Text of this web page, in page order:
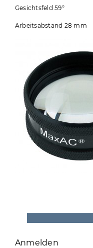
Gesichtsfeld 59°
Arbeitsabstand 28 mm
Anmelden